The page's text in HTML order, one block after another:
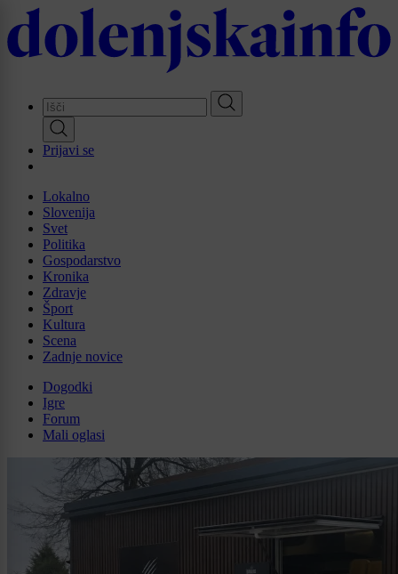
Skip
to
main
Prijavi se
Lokalno
Slovenija
Svet
Politika
Gospodarstvo
Kronika
Zdravje
Šport
Kultura
Scena
Zadnje novice
Dogodki
Igre
Forum
Mali oglasi